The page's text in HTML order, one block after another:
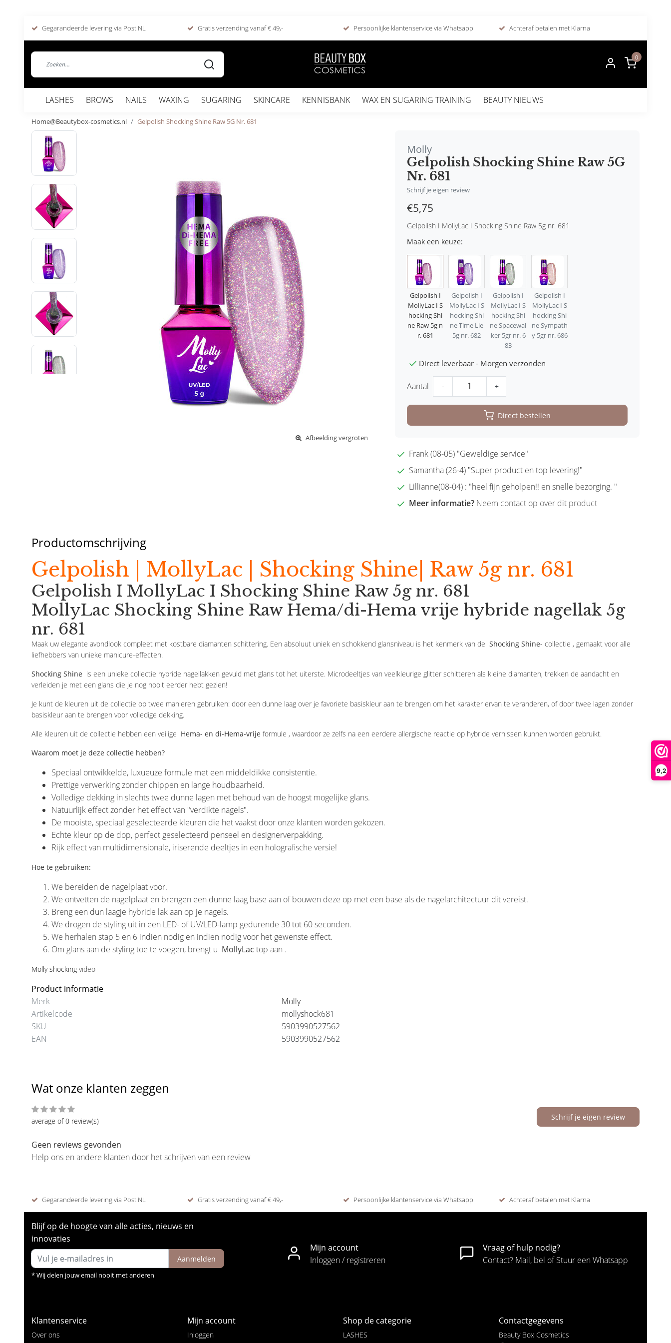
9,2
Gegarandeerde levering via Post NL Gratis verzending vanaf € 49,- Persoonlijke klantenservice via Whatsapp Achteraf betalen met Klarna
0
LASHES BROWS NAILS WAXING SUGARING SKINCARE KENNISBANK WAX EN SUGARING TRAINING BEAUTY NIEUWS
Home@Beautybox-cosmetics.nl Gelpolish Shocking Shine Raw 5G Nr. 681
Afbeelding vergroten
Molly
Gelpolish Shocking Shine Raw 5G
Nr. 681
Schrijf je eigen review
€5,75
Gelpolish I MollyLac I Shocking Shine Raw 5g nr. 681
Maak een keuze:
Gelpolish I
MollyLac I S
hocking Shi
ne Raw 5g n
r. 681
Gelpolish I
MollyLac I S
hocking Shi
ne Time Lie
5g nr. 682
Gelpolish I
MollyLac I S
hocking Shi
ne Spacewal
ker 5gr nr. 6
83
Gelpolish I
MollyLac I S
hocking Shi
ne Sympath
y 5gr nr. 686
Direct leverbaar - Morgen verzonden
Aantal - +
Direct bestellen
Frank (08-05) "Geweldige service"
Samantha (26-4) "Super product en top levering!"
Lillianne(08-04) : "heel fijn geholpen!! en snelle bezorging. "
Meer informatie? Neem contact op over dit product
Productomschrijving
Gelpolish | MollyLac | Shocking Shine| Raw 5g nr. 681
Gelpolish I MollyLac I Shocking Shine Raw 5g nr. 681
MollyLac Shocking Shine Raw Hema/di-Hema vrije hybride nagellak 5g
nr. 681
Maak uw elegante avondlook compleet met kostbare diamanten schittering. Een absoluut uniek en schokkend glansniveau is het kenmerk van de Shocking Shine- collectie , gemaakt voor alle
liefhebbers van unieke manicure-effecten.
Shocking Shine is een unieke collectie hybride nagellakken gevuld met glans tot het uiterste. Microdeeltjes van veelkleurige glitter schitteren als kleine diamanten, trekken de aandacht en
verleiden je met een glans die je nog nooit eerder hebt gezien!
Je kunt de kleuren uit de collectie op twee manieren gebruiken: door een dunne laag over je favoriete basiskleur aan te brengen om het karakter ervan te veranderen, of door twee lagen zonder
basiskleur aan te brengen voor volledige dekking.
Alle kleuren uit de collectie hebben een veilige Hema- en di-Hema-vrije formule , waardoor ze zelfs na een eerdere allergische reactie op hybride vernissen kunnen worden gebruikt.
Waarom moet je deze collectie hebben?
Speciaal ontwikkelde, luxueuze formule met een middeldikke consistentie.
Prettige verwerking zonder chippen en lange houdbaarheid.
Volledige dekking in slechts twee dunne lagen met behoud van de hoogst mogelijke glans.
Natuurlijk effect zonder het effect van "verdikte nagels".
De mooiste, speciaal geselecteerde kleuren die het vaakst door onze klanten worden gekozen.
Echte kleur op de dop, perfect geselecteerd penseel en designerverpakking.
Rijk effect van multidimensionale, iriserende deeltjes in een holografische versie!
Hoe te gebruiken:
We bereiden de nagelplaat voor.
We ontvetten de nagelplaat en brengen een dunne laag base aan of bouwen deze op met een base als de nagelarchitectuur dit vereist.
Breng een dun laagje hybride lak aan op je nagels.
We drogen de styling uit in een LED- of UV/LED-lamp gedurende 30 tot 60 seconden.
We herhalen stap 5 en 6 indien nodig en indien nodig voor het gewenste effect.
Om glans aan de styling toe te voegen, brengt u MollyLac top aan .
Molly shocking video
Product informatie
Merk
Molly
Artikelcode
mollyshock681
SKU
5903990527562
EAN
5903990527562
Wat onze klanten zeggen
average of 0 review(s) Schrijf je eigen review
Geen reviews gevonden
Help ons en andere klanten door het schrijven van een review
Gegarandeerde levering via Post NL Gratis verzending vanaf € 49,- Persoonlijke klantenservice via Whatsapp Achteraf betalen met Klarna
Blijf op de hoogte van alle acties, nieuws en
innovaties
Aanmelden
* Wij delen jouw email nooit met anderen
Mijn account
Inloggen / registreren
Vraag of hulp nodig?
Contact? Mail, bel of Stuur een Whatsapp
Klantenservice
Over ons
Mijn account
Inloggen
Shop de categorie
LASHES
Contactgegevens
Beauty Box Cosmetics